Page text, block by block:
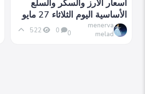
أسعار الأرز والسكر والسلع
الأساسية اليوم الثلاثاء 27 مايو
2025
menerva
melad
522 0